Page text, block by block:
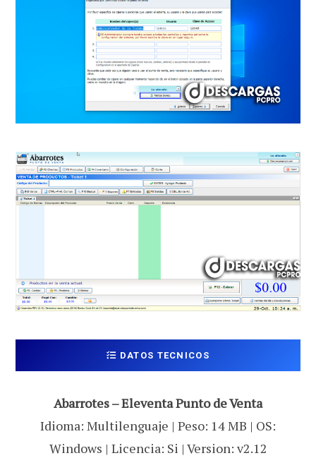
DATOS TECNICOS
Abarrotes – Eleventa Punto de Venta
Idioma: Multilenguaje | Peso: 14 MB | OS:
Windows | Licencia: Si | Version: v2.12